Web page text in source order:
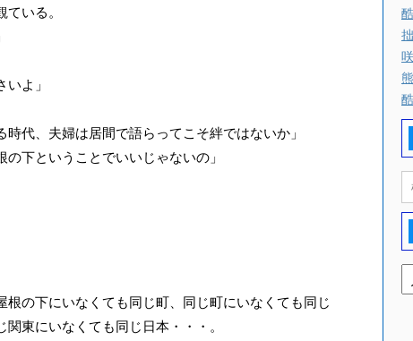
いる。
よ」
時代、夫婦は居間で語らってこそ絆ではないか」
下ということでいいじゃないの」
の下にいなくても同じ町、同じ町にいなくても同じ
東にいなくても同じ日本・・・。